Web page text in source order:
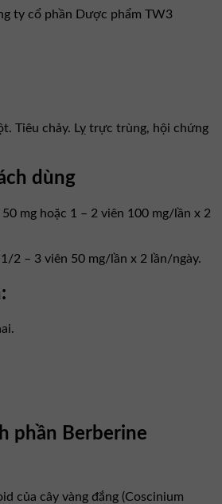
ty cổ phần Dược phẩm TW3
Tiêu chảy. Lỵ trực trùng, hội chứng
dùng
mg hoặc 1 – 2 viên 100 mg/lần x 2
2 – 3 viên 50 mg/lần x 2 lần/ngày.
phần Berberine
của cây vàng đắng (Coscinium